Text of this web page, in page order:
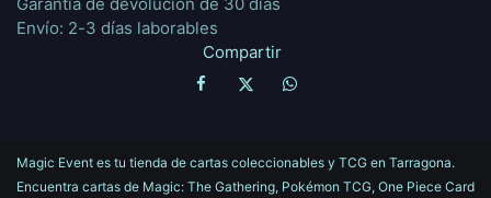
Envío: 2-3 días laborables
Compartir
Magic Event es tu tienda de cartas coleccionables y TCG en Tarragona.
Encuentra cartas de Magic: The Gathering, Pokémon TCG, One Piece Card